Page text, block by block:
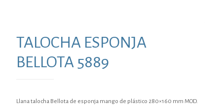
TALOCHA ESPONJA
BELLOTA 5889
Llana talocha Bellota de esponja mango de plástico 280×160 mm MOD.